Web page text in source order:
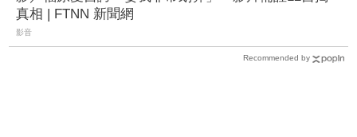
真相 | FTNN 新聞網
影音
Recommended by